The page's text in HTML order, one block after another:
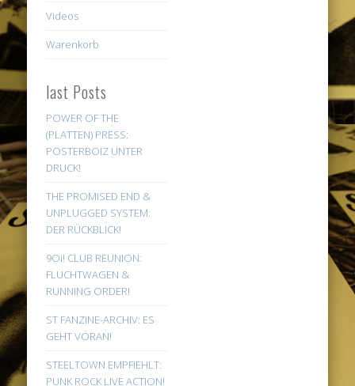
Videos
Warenkorb
last Posts
POWER OF THE
(PLATTEN) PRESS:
POSTERBOIZ UNTER
DRUCK!
THE PROMISED END &
UNPLUGGED SYSTEM:
DER RÜCKBLICK!
9Oi! CLUB REUNION:
FLUCHTWAGEN &
RUNNING ORDER!
ST FANZINE-ARCHIV: ES
GEHT VORAN!
STEELTOWN EMPFIEHLT:
PUNK ROCK LIVE ACTION!